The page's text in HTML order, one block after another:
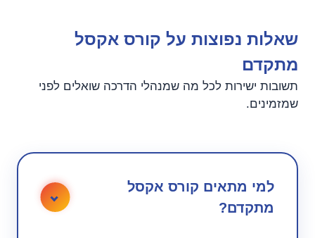
שאלות נפוצות על קורס אקסל
מתקדם
תשובות ישירות לכל מה שמנהלי הדרכה שואלים לפני
שמזמינים.
למי מתאים קורס אקסל
מתקדם?